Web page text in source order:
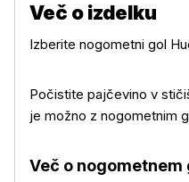
Več o izdelku
Izberite nogometni gol
Počistite pajčevino v
je možno z nogometnim
Več o nogometnem